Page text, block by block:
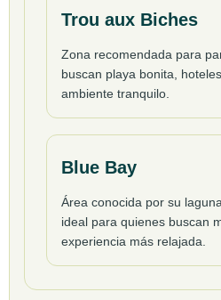
Trou aux Biches
Zona recomendada para
buscan playa bonita,
ambiente tranquilo.
Blue Bay
Área conocida por su
ideal para quienes buscan
experiencia más relajada.